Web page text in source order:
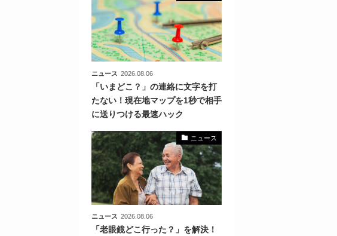
ニュース 2026.08.06
「いまどこ？」の連絡に文字を打
たない！現在地マップを1秒で相手
に送りつける最速ハック
ニュース
ニュース 2026.08.06
「老眼鏡どこ行った？」を解決！